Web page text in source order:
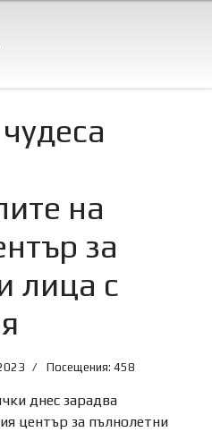
на
за
лица с
Посещения: 458
днес зарадва
център за пълнолетни